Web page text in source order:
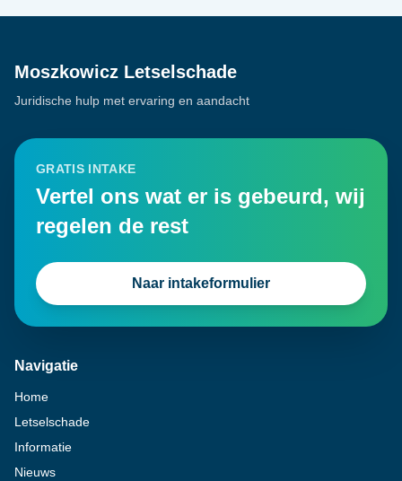
Moszkowicz Letselschade
Juridische hulp met ervaring en aandacht
GRATIS INTAKE
Vertel ons wat er is gebeurd, wij
regelen de rest
Naar intakeformulier
Navigatie
Home
Letselschade
Informatie
Nieuws